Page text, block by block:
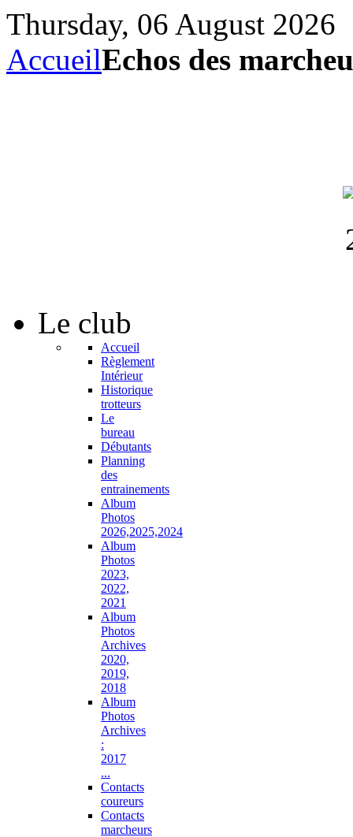
Thursday, 06 August 2026
AccueilEchos des
Le club
Accueil
Règlement
Intérieur
Historique
trotteurs
Le
bureau
Débutants
Planning
des
entrainements
Album
Photos
2026,2025,2024
Album
Photos
2023,
2022,
2021
Album
Photos
Archives
2020,
2019,
2018
Album
Photos
Archives
:
2017
...
Contacts
coureurs
Contacts
marcheurs